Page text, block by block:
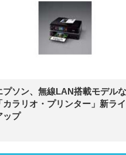
プソン、無線LAN搭載モデル
カラリオ・プリンター」新ラ
ップ